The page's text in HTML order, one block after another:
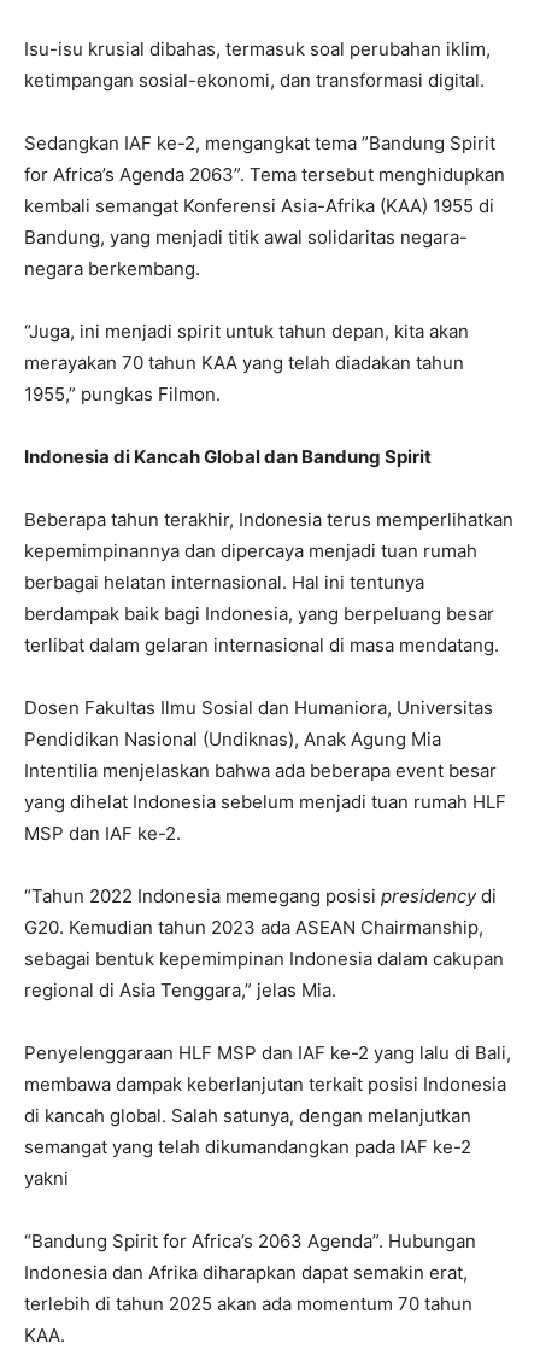
Isu-isu krusial dibahas, termasuk soal perubahan iklim,
ketimpangan sosial-ekonomi, dan transformasi digital.
Sedangkan IAF ke-2, mengangkat tema ”Bandung Spirit
for Africa’s Agenda 2063”. Tema tersebut menghidupkan
kembali semangat Konferensi Asia-Afrika (KAA) 1955 di
Bandung, yang menjadi titik awal solidaritas negara-
negara berkembang.
“Juga, ini menjadi spirit untuk tahun depan, kita akan
merayakan 70 tahun KAA yang telah diadakan tahun
1955,” pungkas Filmon.
Indonesia di Kancah Global dan Bandung Spirit
Beberapa tahun terakhir, Indonesia terus memperlihatkan
kepemimpinannya dan dipercaya menjadi tuan rumah
berbagai helatan internasional. Hal ini tentunya
berdampak baik bagi Indonesia, yang berpeluang besar
terlibat dalam gelaran internasional di masa mendatang.
Dosen Fakultas Ilmu Sosial dan Humaniora, Universitas
Pendidikan Nasional (Undiknas), Anak Agung Mia
Intentilia menjelaskan bahwa ada beberapa event besar
yang dihelat Indonesia sebelum menjadi tuan rumah HLF
MSP dan IAF ke-2.
“Tahun 2022 Indonesia memegang posisi presidencydi
G20. Kemudian tahun 2023 ada ASEAN Chairmanship,
sebagai bentuk kepemimpinan Indonesia dalam cakupan
regional di Asia Tenggara,” jelas Mia.
Penyelenggaraan HLF MSP dan IAF ke-2 yang lalu di Bali,
membawa dampak keberlanjutan terkait posisi Indonesia
di kancah global. Salah satunya, dengan melanjutkan
semangat yang telah dikumandangkan pada IAF ke-2
yakni
“Bandung Spirit for Africa’s 2063 Agenda”. Hubungan
Indonesia dan Afrika diharapkan dapat semakin erat,
terlebih di tahun 2025 akan ada momentum 70 tahun
KAA.